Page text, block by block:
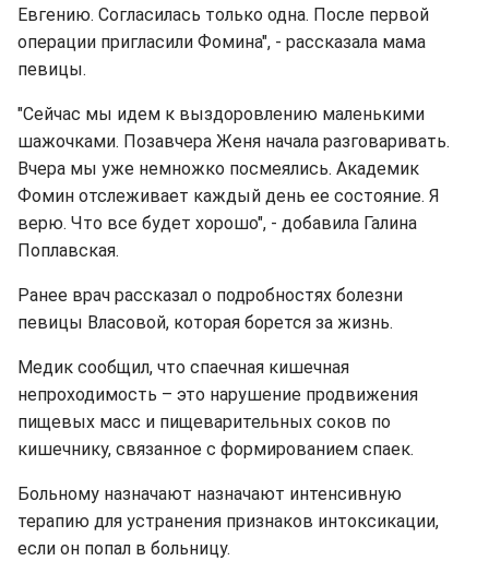
Евгению. Согласилась только одна. После первой
операции пригласили Фомина", - рассказала мама
певицы.
"Сейчас мы идем к выздоровлению маленькими
шажочками. Позавчера Женя начала разговаривать.
Вчера мы уже немножко посмеялись. Академик
Фомин отслеживает каждый день ее состояние. Я
верю. Что все будет хорошо", - добавила Галина
Поплавская.
Ранее врач рассказал о подробностях болезни
певицы Власовой, которая борется за жизнь.
Медик сообщил, что спаечная кишечная
непроходимость – это нарушение продвижения
пищевых масс и пищеварительных соков по
кишечнику, связанное с формированием спаек.
Больному назначают назначают интенсивную
терапию для устранения признаков интоксикации,
если он попал в больницу.